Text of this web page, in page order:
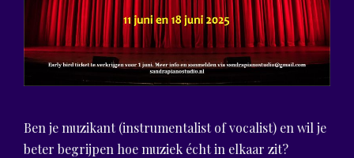
Ben je muzikant (instrumentalist of vocalist) en wil je
beter begrijpen hoe muziek écht in elkaar zit?